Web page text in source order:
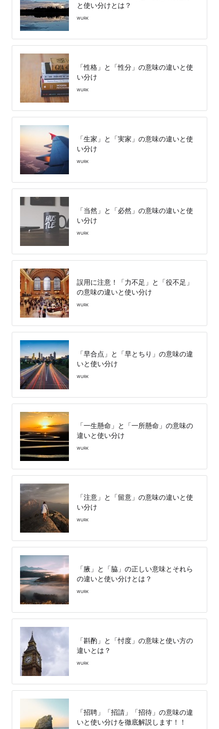
と使い分けとは？
WURK
「性格」と「性分」の意味の違いと使
い分け
WURK
「生家」と「実家」の意味の違いと使
い分け
WURK
「当然」と「必然」の意味の違いと使
い分け
WURK
誤用に注意！「力不足」と「役不足」
の意味の違いと使い分け
WURK
「早合点」と「早とちり」の意味の違
いと使い分け
WURK
「一生懸命」と「一所懸命」の意味の
違いと使い分け
WURK
「注意」と「留意」の意味の違いと使
い分け
WURK
「腋」と「脇」の正しい意味とそれら
の違いと使い分けとは？
WURK
「斟酌」と「忖度」の意味と使い方の
違いとは？
WURK
「招聘」「招請」「招待」の意味の違
いと使い分けを徹底解説します！！